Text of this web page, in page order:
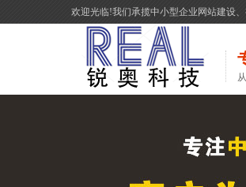
欢迎光临!我们承揽中小型企业网站建设